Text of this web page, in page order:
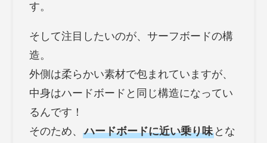
す。
そして注目したいのが、サーフボードの構
造。
外側は柔らかい素材で包まれていますが、
中身はハードボードと同じ構造になってい
るんです！
そのため、 ハードボードに近い乗り味とな